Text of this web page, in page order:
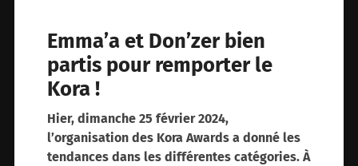
Emma’a et Don’zer bien
partis pour remporter le
Kora !
Hier, dimanche 25 février 2024,
l’organisation des Kora Awards a donné les
tendances dans les différentes catégories. À